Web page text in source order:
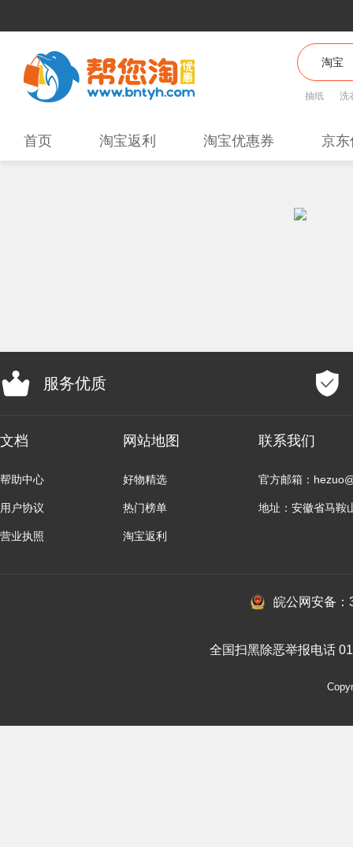
抽纸 洗
首页 淘宝返利 淘宝优惠券 京东
服务优质
文档
帮助中心
用户协议
营业执照
网站地图
好物精选
热门榜单
淘宝返利
联系我们
官方邮箱：
地址：安徽省马鞍
皖公网安备
全国扫黑除恶举报电话